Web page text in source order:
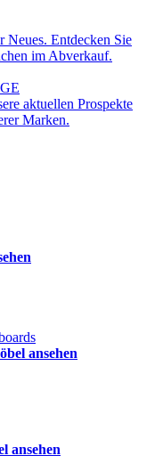
Neues. Entdecken Sie
im Abverkauf.
aktuellen Prospekte
Marken.
ansehen
ansehen